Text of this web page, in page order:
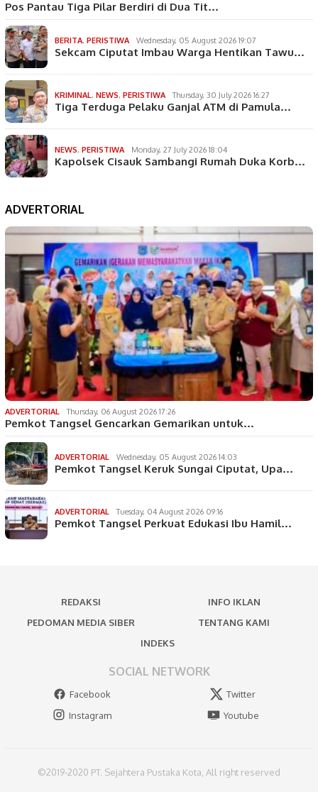
Pos Pantau Tiga Pilar Berdiri di Dua Tit…
BERITA, PERISTIWA Wednesday, 05 August 2026 19:07
Sekcam Ciputat Imbau Warga Hentikan Tawu…
KRIMINAL, NEWS, PERISTIWA Thursday, 30 July 2026 16:27
Tiga Terduga Pelaku Ganjal ATM di Pamula…
NEWS, PERISTIWA Monday, 27 July 2026 18:04
Kapolsek Cisauk Sambangi Rumah Duka Korb…
ADVERTORIAL
ADVERTORIAL Thursday, 06 August 2026 17:26
Pemkot Tangsel Gencarkan Gemarikan untuk…
ADVERTORIAL Wednesday, 05 August 2026 14:03
Pemkot Tangsel Keruk Sungai Ciputat, Upa…
ADVERTORIAL Tuesday, 04 August 2026 09:16
Pemkot Tangsel Perkuat Edukasi Ibu Hamil…
REDAKSI
INFO IKLAN
PEDOMAN MEDIA SIBER
TENTANG KAMI
INDEKS
SOCIAL NETWORK
Facebook
Twitter
Instagram
Youtube
©2019-2020 PT. Sejahtera Pustaka Kota, All right reserved